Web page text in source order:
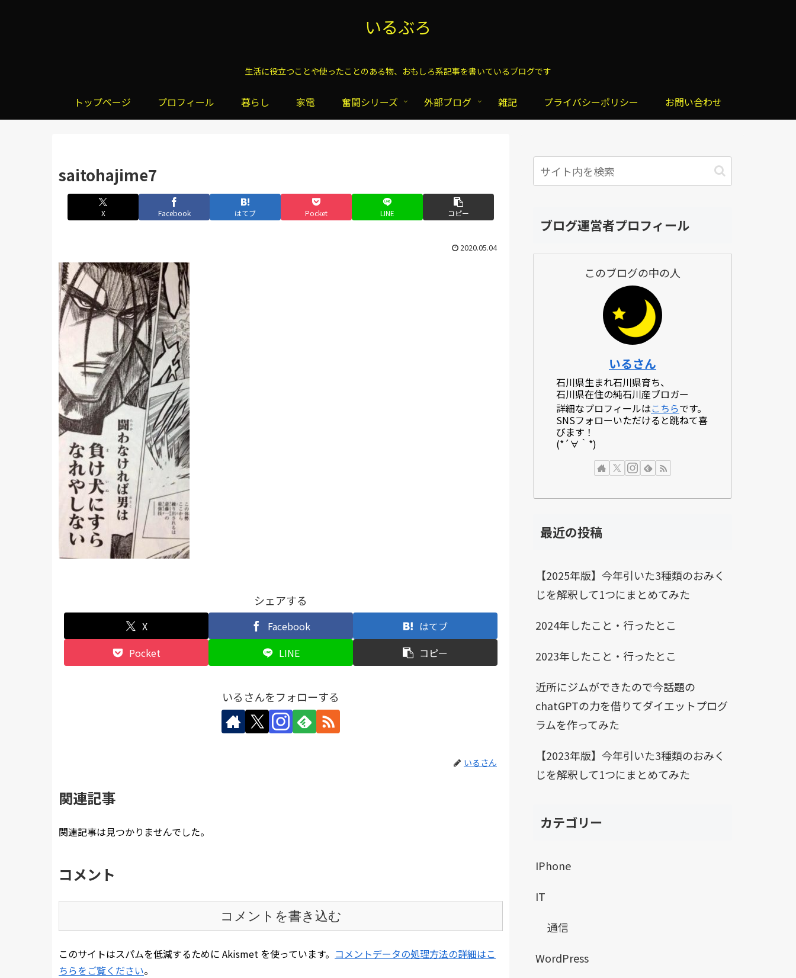
いるぶろ
生活に役立つことや使ったことのある物、おもしろ系記事を書いているブログです
トップページ プロフィール 暮らし 家電 奮闘シリーズ 外部ブログ 雑記 プライバシーポリシー お問い合わせ
saitohajime7
X Facebook はてブ Pocket LINE コピー
2020.05.04
シェアする
X Facebook
はてブ
Pocket
LINE コピー
いるさんをフォローする
いるさん
関連記事
関連記事は見つかりませんでした。
コメント
コメントを書き込む
このサイトはスパムを低減するために Akismet を使っています。 コメントデータの処理方法の詳細はこ
ちらをご覧ください。
ブログ運営者プロフィール
このブログの中の人
いるさん
石川県生まれ石川県育ち、
石川県在住の純石川産ブロガー
詳細なプロフィールはこちらです。
SNSフォローいただけると跳ねて喜
びます！
(*´∀｀*)
最近の投稿
【2025年版】今年引いた3種類のおみく
じを解釈して1つにまとめてみた
2024年したこと・行ったとこ
2023年したこと・行ったとこ
近所にジムができたので今話題の
chatGPTの力を借りてダイエットプログ
ラムを作ってみた
【2023年版】今年引いた3種類のおみく
じを解釈して1つにまとめてみた
カテゴリー
IPhone
IT
通信
WordPress